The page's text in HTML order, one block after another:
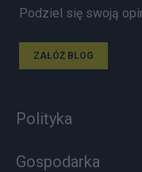
Podziel się swoją
ZAŁÓŻ BLOG
Polityka
Gospodarka